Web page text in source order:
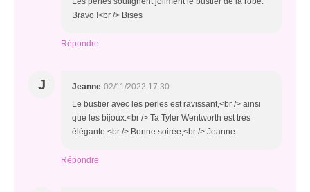
Bravo !<br /> Bises
Répondre
J Jeanne 02/11/2022 17:30
Le bustier avec les perles est ravissant,<br /> ainsi
que les bijoux.<br /> Ta Tyler Wentworth est très
élégante.<br /> Bonne soirée,<br /> Jeanne
Répondre